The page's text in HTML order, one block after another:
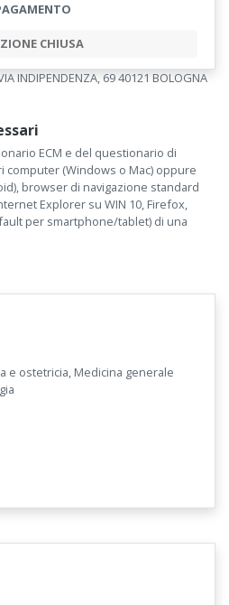
CHIUSA
INDIPENDENZA, 69 40121 BOLOGNA
ECM e del questionario di
computer (Windows o Mac) oppure
browser di navigazione standard
Explorer su WIN 10, Firefox,
per smartphone/tablet) di una
e ostetricia, Medicina generale